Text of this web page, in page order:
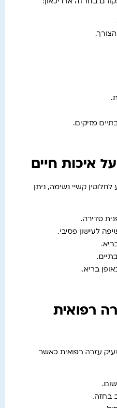
בחרדה או דיכאון:
מזיקים.
איכות חיים
קשיי נשימה, ניתן
סדירה.
לעישון פסיבי.
בריא.
רפואית
עזרה רפואית כאשר
בחזה.